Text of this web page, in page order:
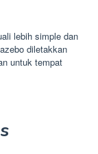
lebih simple dan
diletakkan
untuk tempat